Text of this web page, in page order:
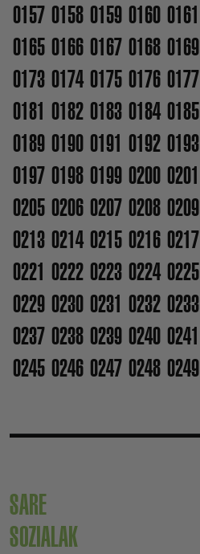
0157 0158 0159 0160 0161
0165 0166 0167 0168 0169
0173 0174 0175 0176 0177
0181 0182 0183 0184 0185
0189 0190 0191 0192 0193
0197 0198 0199 0200 0201
0205 0206 0207 0208 0209
0213 0214 0215 0216 0217
0221 0222 0223 0224 0225
0229 0230 0231 0232 0233
0237 0238 0239 0240 0241
0245 0246 0247 0248 0249
SARE
SOZIALAK